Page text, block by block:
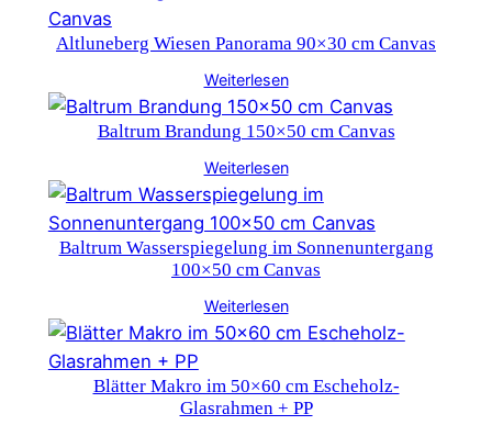
Altluneberg Wiesen Panorama 90×30 cm Canvas
Weiterlesen
Baltrum Brandung 150×50 cm Canvas
Weiterlesen
Baltrum Wasserspiegelung im Sonnenuntergang
100×50 cm Canvas
Weiterlesen
Blätter Makro im 50×60 cm Escheholz-
Glasrahmen + PP